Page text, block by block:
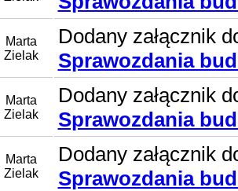
Marta
Zielak
Dodany załącznik
Sprawozdania
Marta
Zielak
Dodany załącznik
Sprawozdania
Marta
Zielak
Dodany załącznik
Sprawozdania